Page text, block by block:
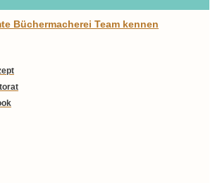
Büchermacherei Team kennen